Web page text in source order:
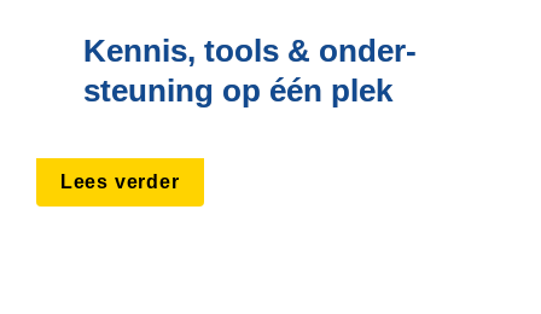
Kennis, tools & onder­
steuning op één plek
Lees verder